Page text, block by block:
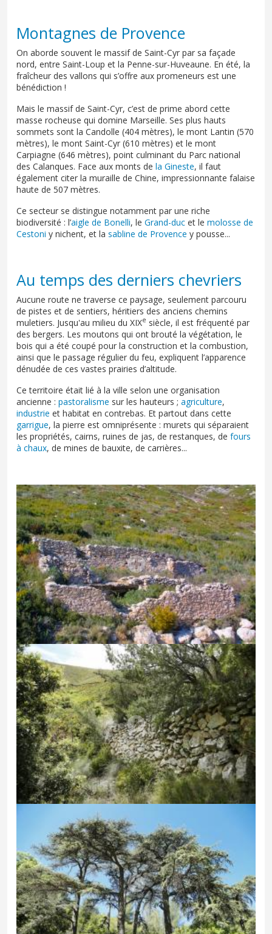
Montagnes de Provence
On aborde souvent le massif de Saint-Cyr par sa façade
nord, entre Saint-Loup et la Penne-sur-Huveaune. En été, la
fraîcheur des vallons qui s’offre aux promeneurs est une
bénédiction !
Mais le massif de Saint-Cyr, c’est de prime abord cette
masse rocheuse qui domine Marseille. Ses plus hauts
sommets sont la Candolle (404 mètres), le mont Lantin (570
mètres), le mont Saint-Cyr (610 mètres) et le mont
Carpiagne (646 mètres), point culminant du Parc national
des Calanques. Face aux monts de la Gineste, il faut
également citer la muraille de Chine, impressionnante falaise
haute de 507 mètres.
Ce secteur se distingue notamment par une riche
biodiversité : l’aigle de Bonelli, le Grand-duc et le molosse de
Cestoni y nichent, et la sabline de Provence y pousse...
Au temps des derniers chevriers
Aucune route ne traverse ce paysage, seulement parcouru
de pistes et de sentiers, héritiers des anciens chemins
muletiers. Jusqu'au milieu du XIXe siècle, il est fréquenté par
des bergers. Les moutons qui ont brouté la végétation, le
bois qui a été coupé pour la construction et la combustion,
ainsi que le passage régulier du feu, expliquent l’apparence
dénudée de ces vastes prairies d’altitude.
Ce territoire était lié à la ville selon une organisation
ancienne : pastoralisme sur les hauteurs ; agriculture,
industrie et habitat en contrebas. Et partout dans cette
garrigue, la pierre est omniprésente : murets qui séparaient
les propriétés, cairns, ruines de jas, de restanques, de fours
à chaux, de mines de bauxite, de carrières...